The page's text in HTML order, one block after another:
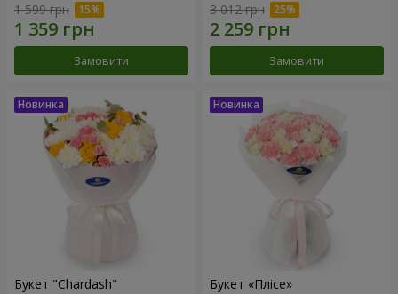
1 599 грн
Замовити
3 012 грн
Замовити
Букет "Chardash" Букет «Плісе»